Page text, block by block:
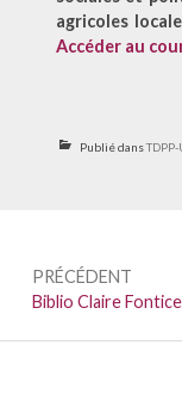
agricoles
Accéder au
Publié dansTDPP-
Navigation
de
l’article
PRÉCÉDENT
Précédent :
Biblio Claire